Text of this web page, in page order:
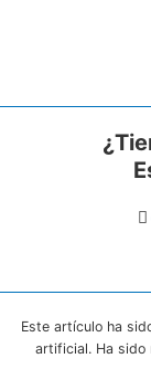
Este artículo ha
artificial. Ha sido